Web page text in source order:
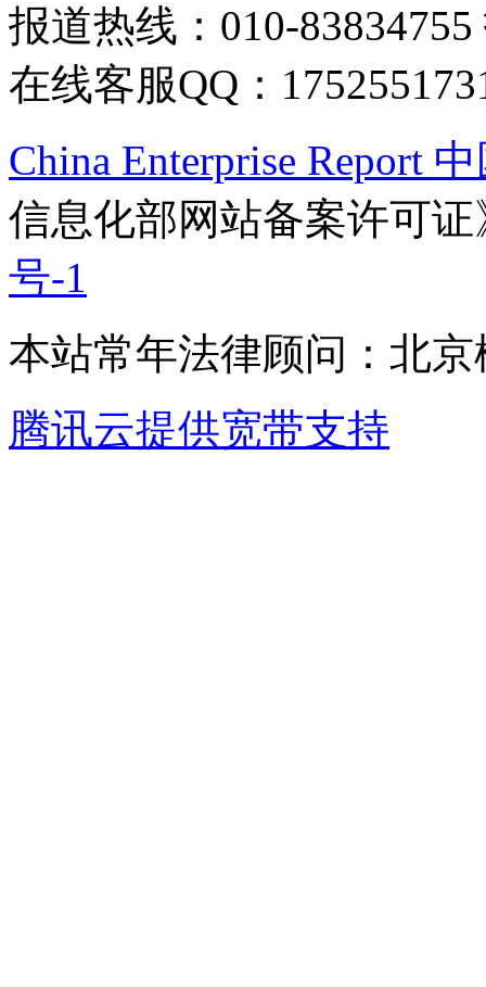
报道热线：010-83834755
在线客服QQ：
China Enterprise Report
信息化部网站备案许可
号-1
本站常年法律顾问：北
腾讯云提供宽带支持